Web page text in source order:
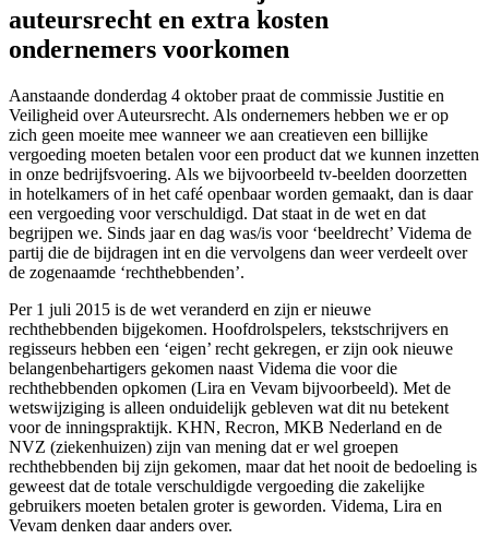
auteursrecht en extra kosten
ondernemers voorkomen
Aanstaande donderdag 4 oktober praat de commissie Justitie en
Veiligheid over Auteursrecht. Als ondernemers hebben we er op
zich geen moeite mee wanneer we aan creatieven een billijke
vergoeding moeten betalen voor een product dat we kunnen inzetten
in onze bedrijfsvoering. Als we bijvoorbeeld tv-beelden doorzetten
in hotelkamers of in het café openbaar worden gemaakt, dan is daar
een vergoeding voor verschuldigd. Dat staat in de wet en dat
begrijpen we. Sinds jaar en dag was/is voor ‘beeldrecht’ Videma de
partij die de bijdragen int en die vervolgens dan weer verdeelt over
de zogenaamde ‘rechthebbenden’.
Per 1 juli 2015 is de wet veranderd en zijn er nieuwe
rechthebbenden bijgekomen. Hoofdrolspelers, tekstschrijvers en
regisseurs hebben een ‘eigen’ recht gekregen, er zijn ook nieuwe
belangenbehartigers gekomen naast Videma die voor die
rechthebbenden opkomen (Lira en Vevam bijvoorbeeld). Met de
wetswijziging is alleen onduidelijk gebleven wat dit nu betekent
voor de inningspraktijk. KHN, Recron, MKB Nederland en de
NVZ (ziekenhuizen) zijn van mening dat er wel groepen
rechthebbenden bij zijn gekomen, maar dat het nooit de bedoeling is
geweest dat de totale verschuldigde vergoeding die zakelijke
gebruikers moeten betalen groter is geworden. Videma, Lira en
Vevam denken daar anders over.